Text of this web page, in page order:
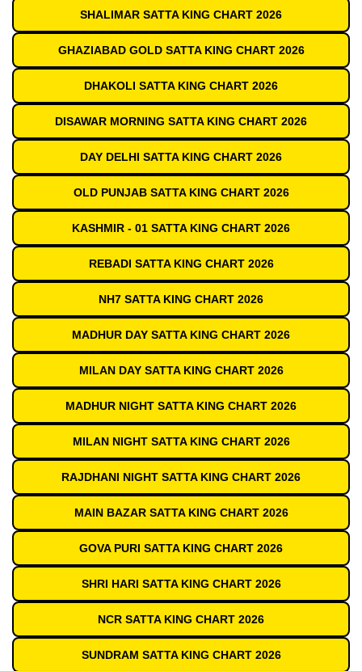
SHALIMAR SATTA KING CHART 2026
GHAZIABAD GOLD SATTA KING CHART 2026
DHAKOLI SATTA KING CHART 2026
DISAWAR MORNING SATTA KING CHART 2026
DAY DELHI SATTA KING CHART 2026
OLD PUNJAB SATTA KING CHART 2026
KASHMIR - 01 SATTA KING CHART 2026
REBADI SATTA KING CHART 2026
NH7 SATTA KING CHART 2026
MADHUR DAY SATTA KING CHART 2026
MILAN DAY SATTA KING CHART 2026
MADHUR NIGHT SATTA KING CHART 2026
MILAN NIGHT SATTA KING CHART 2026
RAJDHANI NIGHT SATTA KING CHART 2026
MAIN BAZAR SATTA KING CHART 2026
GOVA PURI SATTA KING CHART 2026
SHRI HARI SATTA KING CHART 2026
NCR SATTA KING CHART 2026
SUNDRAM SATTA KING CHART 2026